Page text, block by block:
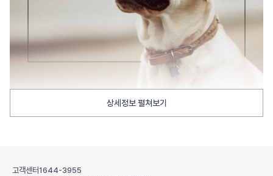
상세정보 펼쳐보기
고객센터1644-3955